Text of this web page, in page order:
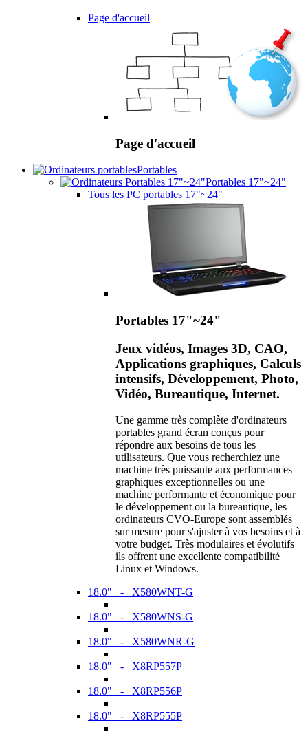
Page d'accueil
Page d'accueil
Portables
Portables 17"~24"
Tous les PC portables 17"~24"
Portables 17"~24"
Jeux vidéos, Images 3D, CAO,
Applications graphiques, Calculs
intensifs, Développement, Photo,
Vidéo, Bureautique, Internet.
Une gamme très complète d'ordinateurs
portables grand écran conçus pour
répondre aux besoins de tous les
utilisateurs. Que vous recherchiez une
machine très puissante aux performances
graphiques exceptionnelles ou une
machine performante et économique pour
le développement ou la bureautique, les
ordinateurs CVO-Europe sont assemblés
sur mesure pour s'ajuster à vos besoins et à
votre budget. Très modulaires et évolutifs
ils offrent une excellente compatibilité
Linux et Windows.
18.0" - X580WNT-G
18.0" - X580WNS-G
18.0" - X580WNR-G
18.0" - X8RP557P
18.0" - X8RP556P
18.0" - X8RP555P